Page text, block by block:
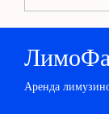
Аренда